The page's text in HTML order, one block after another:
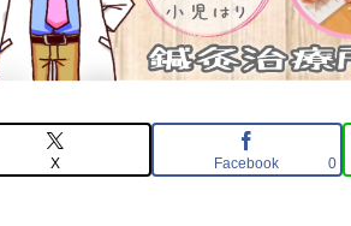
X Facebook 0